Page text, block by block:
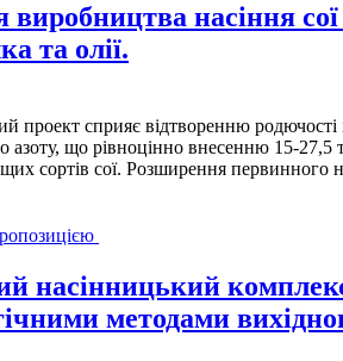
виробництва насіння
та олії.
проект сприяє відтворенню
азоту, що рівноцінно внесенню 15-27,5
сортів сої. Розширення первинного
насінницький
методами